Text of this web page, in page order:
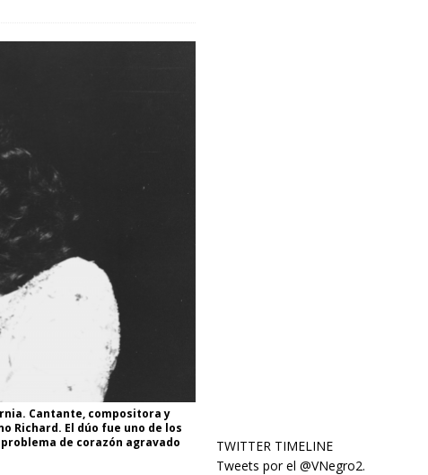
Cantante, compositora y
Richard. El dúo fue uno de los
de corazón agravado
TWITTER TIMELINE
Tweets por el @VNegro2.